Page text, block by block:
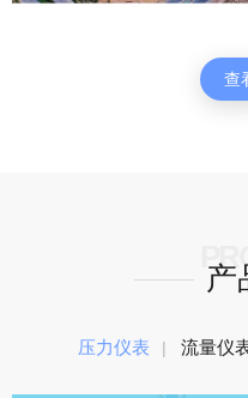
查
产
压力仪表 流量仪